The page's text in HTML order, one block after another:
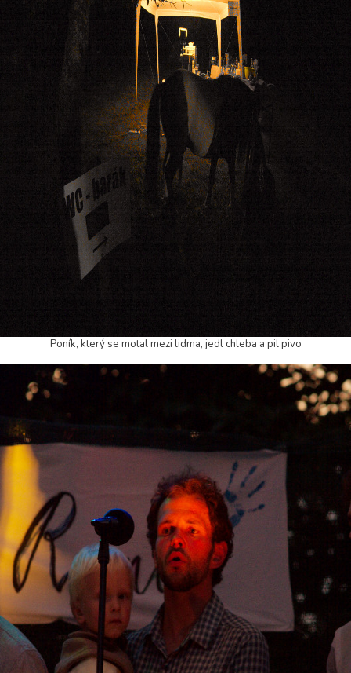
Poník, který se motal mezi lidma, jedl chleba a pil pivo